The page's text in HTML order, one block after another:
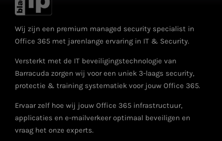
Wij zijn een premium managed security specialist in
Office 365 met jarenlange ervaring in IT & Security.
Versterkt met de IT beveiligingstechnologie van
Barracuda zorgen wij voor een uniek 3-laags security,
protectie & training systematiek voor jouw Office 365.
Ervaar zelf hoe wij jouw Office 365 infrastructuur,
applicaties en e-mailverkeer optimaal beveiligen en
vraag het onze experts.